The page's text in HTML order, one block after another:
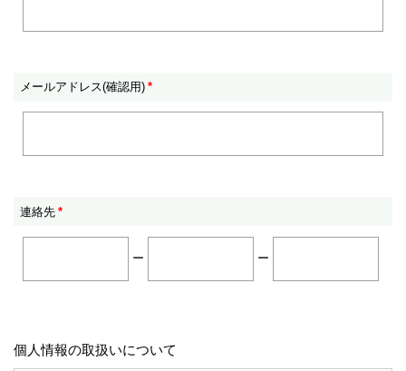
メールアドレス(確認用) *
連絡先 *
ー ー
個人情報の取扱いについて